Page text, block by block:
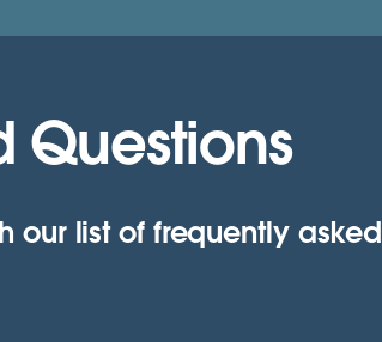
Questions
our list of frequently asked